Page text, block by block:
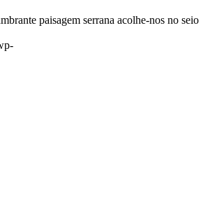
paisagem serrana acolhe-nos no seio